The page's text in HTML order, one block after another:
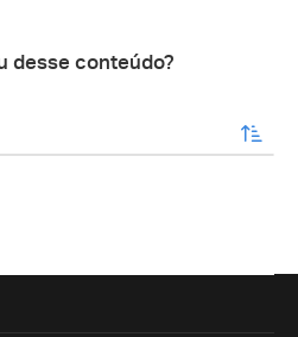
desse conteúdo?
enviar